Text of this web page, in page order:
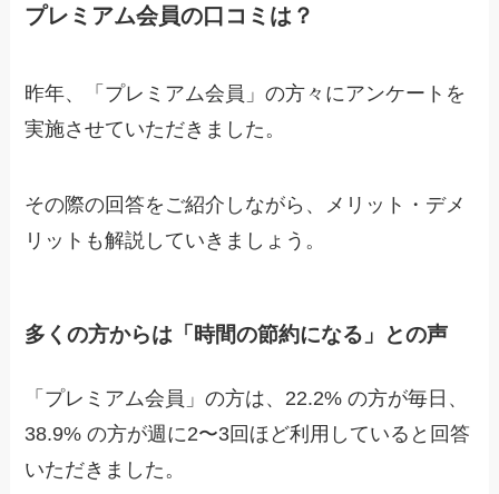
プレミアム会員の口コミは？
昨年、「プレミアム会員」の方々にアンケートを
実施させていただきました。
その際の回答をご紹介しながら、メリット・デメ
リットも解説していきましょう。
多くの方からは「時間の節約になる」との声
「プレミアム会員」の方は、22.2% の方が毎日、
38.9% の方が週に2〜3回ほど利用していると回答
いただきました。